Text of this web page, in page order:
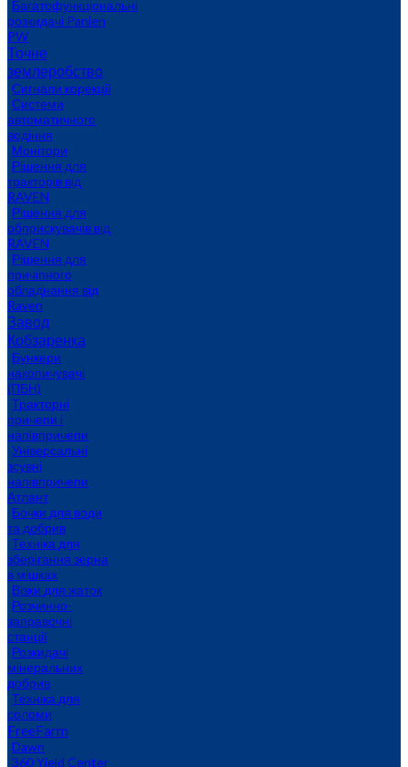
Багатофункціональні
розкидачі Panien
PW
Точне
землеробство
Сигнали корекції
Системи
автоматичного
водіння
Монітори
Рішення для
тракторів від
RAVEN
Рішення для
обприскувачів від
RAVEN
Рішення для
причіпного
обладнання від
Raven
Завод
Кобзаренка
Бункери
накопичувачі
(ПБН)
Тракторні
причепи i
напiвпричепи
Універсальні
зсувні
напівпричепи
Атлант
Бочки для води
та добрив
Техніка для
зберігання зерна
в мішках
Візки для жаток
Розчинно-
заправочні
станції
Розкидачі
мінеральних
добрив
Техніка для
соломи
FreeFarm
Dawn
360 Yield Center